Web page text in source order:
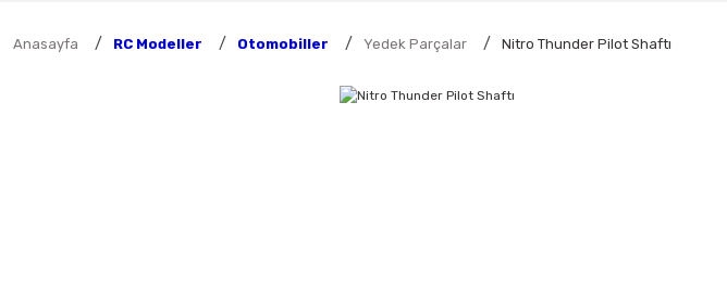
Anasayfa RC Modeller Otomobiller Yedek Parçalar Nitro Thunder Pilot Shaftı